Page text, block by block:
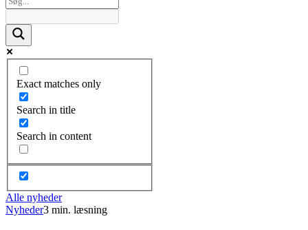
Exact matches only
Search in title
Search in content
Alle nyheder
Nyheder3 min. læsning